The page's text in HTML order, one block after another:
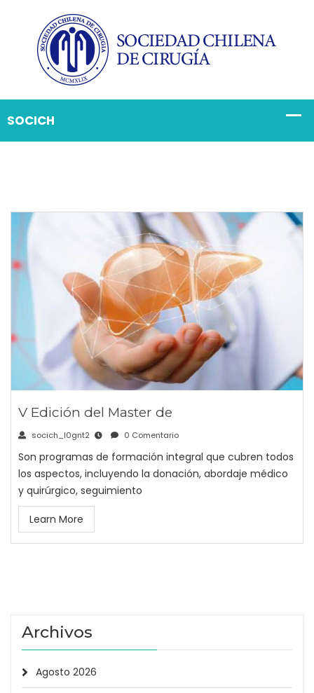
V Edición del Master de
socich_l0gnt2 0 Comentario
Son programas de formación integral que cubren todos
los aspectos, incluyendo la donación, abordaje médico
y quirúrgico, seguimiento
Learn More
Archivos
Agosto 2026